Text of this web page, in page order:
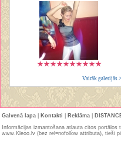
Vairāk galerijās
Galvenā lapa Kontakti Reklāma
Informācijas izmantošana atļauta citos
www.Kleoo.lv (bez rel=nofollow attributa), tieši